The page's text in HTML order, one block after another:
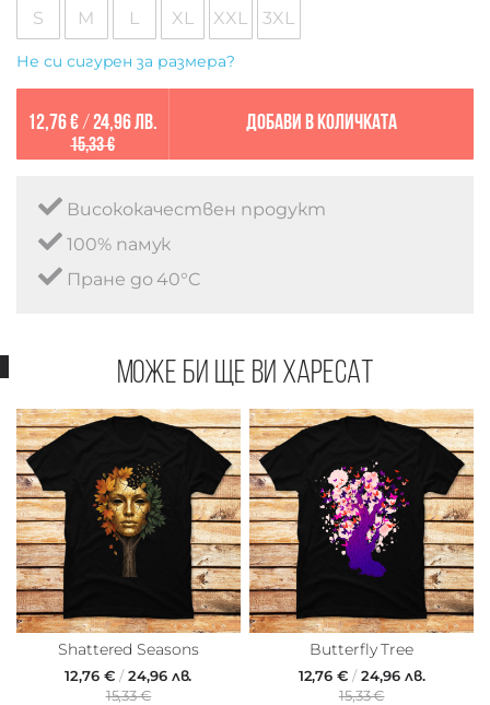
S M L XL XXL 3XL
Не си сигурен за размера?
12,76 €/ 24,96 лв.
15,33 €
Добави в количката
Висококачествен продукт
100% памук
Пране до 40°C
Може би ще ви харесат
Shattered Seasons
12,76 € /24,96 лв.
15,33 €
Butterfly Tree
12,76 €/24,96 лв.
15,33 €